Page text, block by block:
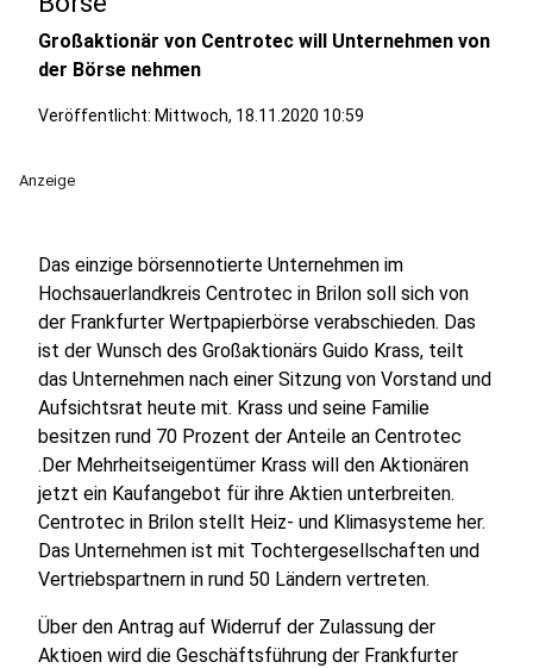
Großaktionär von Centrotec will Unternehmen von
der Börse nehmen
Veröffentlicht: Mittwoch, 18.11.2020 10:59
Anzeige
Das einzige börsennotierte Unternehmen im
Hochsauerlandkreis Centrotec in Brilon soll sich von
der Frankfurter Wertpapierbörse verabschieden. Das
ist der Wunsch des Großaktionärs Guido Krass, teilt
das Unternehmen nach einer Sitzung von Vorstand und
Aufsichtsrat heute mit. Krass und seine Familie
besitzen rund 70 Prozent der Anteile an Centrotec
.Der Mehrheitseigentümer Krass will den Aktionären
jetzt ein Kaufangebot für ihre Aktien unterbreiten.
Centrotec in Brilon stellt Heiz- und Klimasysteme her.
Das Unternehmen ist mit Tochtergesellschaften und
Vertriebspartnern in rund 50 Ländern vertreten.
Über den Antrag auf Widerruf der Zulassung der
Aktioen wird die Geschäftsführung der Frankfurter